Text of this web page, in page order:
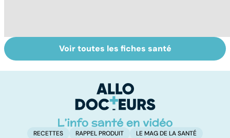
HPV : tout savoir
sur les
Le café : une
mine d'or pour
Voir toutes les fiches santé
RECETTES RAPPEL PRODUIT LE MAG DE LA SANTÉ